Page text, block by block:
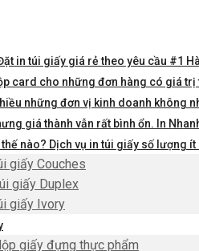
in túi giấy giá rẻ theo yêu cầu #1
card cho những đơn hàng có giá
những đơn vị kinh doanh không
giá thành vẫn rất bình ổn. In
nào? Dịch vụ in túi giấy số lượng
giấy Couches
giấy Duplex
giấy Ivory
giấy đựng thực phẩm